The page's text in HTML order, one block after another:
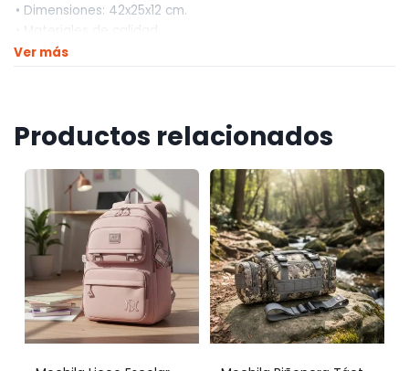
• Dimensiones: 42x25x12 cm.
• Materiales de calidad.
• Ultra liviano.
• Se despacha perfectamente embalado para evitar daños.
Ver más
Productos relacionados